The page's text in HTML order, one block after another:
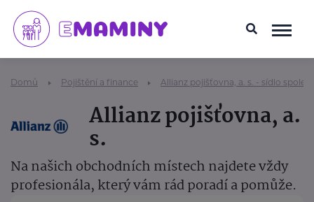
Domů Pojištění a finance Allianz pojišťovna, a. s. - sídlo
Allianz pojišťovna, a.
s.
Na našich obchodních místech najdete vždy
profesionála, který vám rád poradí a pomůže.